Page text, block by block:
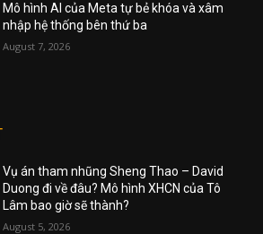
Mô hình AI của Meta tự bẻ khóa và xâm
nhập hệ thống bên thứ ba
August 7, 2026
Vụ án tham nhũng Sheng Thao – David
Duong đi về đâu? Mô hình XHCN của Tô
Lâm bao giờ sẽ thành?
August 5, 2026